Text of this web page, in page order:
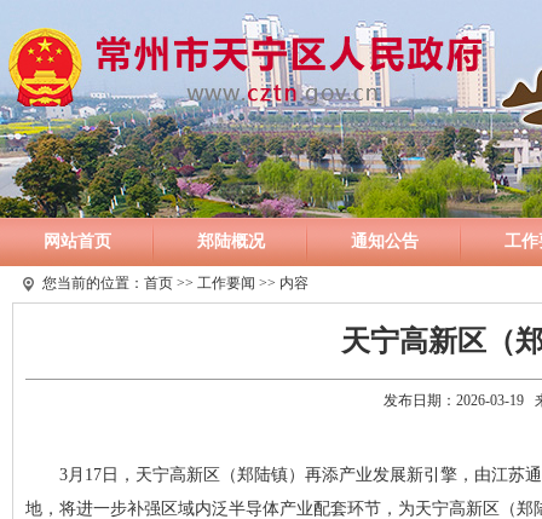
网站首页 郑陆概况 通知公告 工作
您当前的位置： 首页 >> 工作要闻 >> 内容
天宁高新区（
发布日期：2026-03-19
3月17日，天宁高新区（郑陆镇）再添产业发展新引擎，由江苏
地，将进一步补强区域内泛半导体产业配套环节，为天宁高新区（